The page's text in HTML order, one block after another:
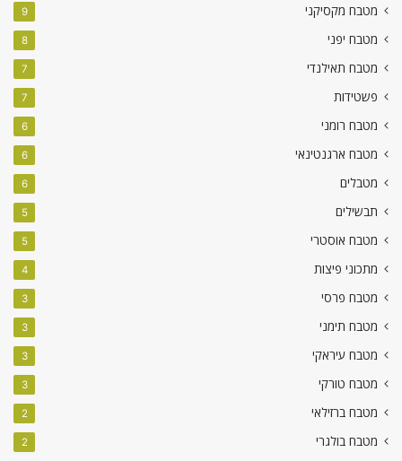
מטבח מקסיקני 9
מטבח יפני 8
מטבח תאילנדי 7
פשטידות 7
מטבח רומני 6
מטבח ארגנטינאי 6
מטבלים 6
תבשילים 5
מטבח אוסטרי 5
מתכוני פיצות 4
מטבח פרסי 3
מטבח תימני 3
מטבח עיראקי 3
מטבח טורקי 3
מטבח ברזילאי 2
מטבח בולגרי 2